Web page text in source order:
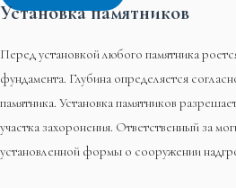
Установка памятников
Перед установкой любого памятника
фундамента. Глубина определяется
памятника. Установка памятников
участка захоронения. Ответственный за
установленной формы о сооружении